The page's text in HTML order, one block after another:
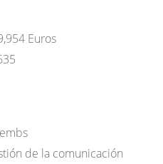
Euros
de la comunicación